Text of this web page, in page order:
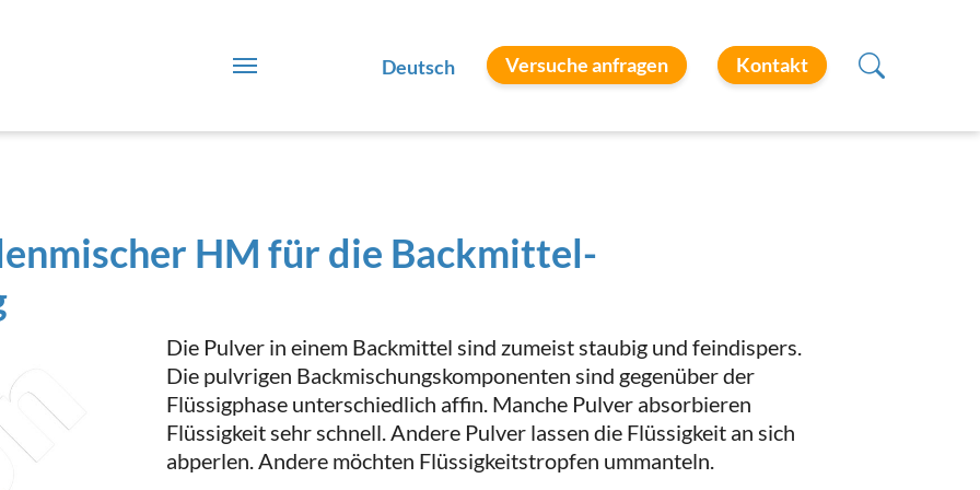
Deutsch Versuche anfragen Kontakt
HM für die Backmittel-
Die Pulver in einem Backmittel sind zumeist staubig und feindispers.
Die pulvrigen Backmischungskomponenten sind gegenüber der
Flüssigphase unterschiedlich affin. Manche Pulver absorbieren
Flüssigkeit sehr schnell. Andere Pulver lassen die Flüssigkeit an sich
abperlen. Andere möchten Flüssigkeitstropfen ummanteln.